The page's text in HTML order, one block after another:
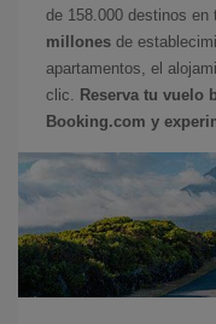
de 158.000 destinos en
millones de
apartamentos, el
clic.
Reserva tu vuelo
Booking.com y